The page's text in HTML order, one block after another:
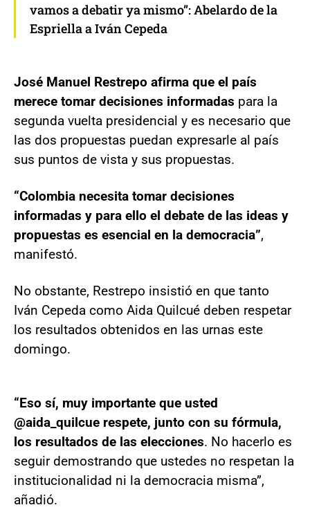
vamos a debatir ya mismo”: Abelardo de la
Espriella a Iván Cepeda
José Manuel Restrepo afirma que el país
merece tomar decisiones informadas para la
segunda vuelta presidencial y es necesario que
las dos propuestas puedan expresarle al país
sus puntos de vista y sus propuestas.
“Colombia necesita tomar decisiones
informadas y para ello el debate de las ideas y
propuestas es esencial en la democracia”,
manifestó.
No obstante, Restrepo insistió en que tanto
Iván Cepeda como Aida Quilcué deben respetar
los resultados obtenidos en las urnas este
domingo.
“Eso sí, muy importante que usted
@aida_quilcue respete, junto con su fórmula,
los resultados de las elecciones. No hacerlo es
seguir demostrando que ustedes no respetan la
institucionalidad ni la democracia misma”,
añadió.